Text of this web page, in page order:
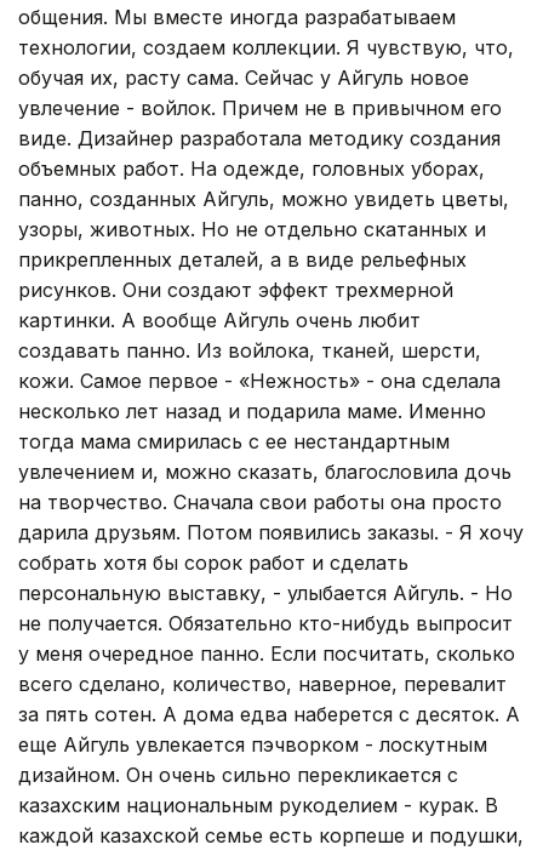
общения. Мы вместе иногда разрабатываем
технологии, создаем коллекции. Я чувствую, что,
обучая их, расту сама. Сейчас у Айгуль новое
увлечение - войлок. Причем не в привычном его
виде. Дизайнер разработала методику создания
объемных работ. На одежде, головных уборах,
панно, созданных Айгуль, можно увидеть цветы,
узоры, животных. Но не отдельно скатанных и
прикрепленных деталей, а в виде рельефных
рисунков. Они создают эффект трехмерной
картинки. А вообще Айгуль очень любит
создавать панно. Из войлока, тканей, шерсти,
кожи. Самое первое - «Нежность» - она сделала
несколько лет назад и подарила маме. Именно
тогда мама смирилась с ее нестандартным
увлечением и, можно сказать, благословила дочь
на творчество. Сначала свои работы она просто
дарила друзьям. Потом появились заказы. - Я хочу
собрать хотя бы сорок работ и сделать
персональную выставку, - улыбается Айгуль. - Но
не получается. Обязательно кто-нибудь выпросит
у меня очередное панно. Если посчитать, сколько
всего сделано, количество, наверное, перевалит
за пять сотен. А дома едва наберется с десяток. А
еще Айгуль увлекается пэчворком - лоскутным
дизайном. Он очень сильно перекликается с
казахским национальным рукоделием - курак. В
каждой казахской семье есть корпеше и подушки,